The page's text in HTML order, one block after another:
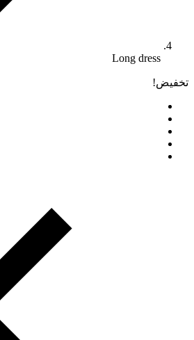
Long dress
تخفيض!